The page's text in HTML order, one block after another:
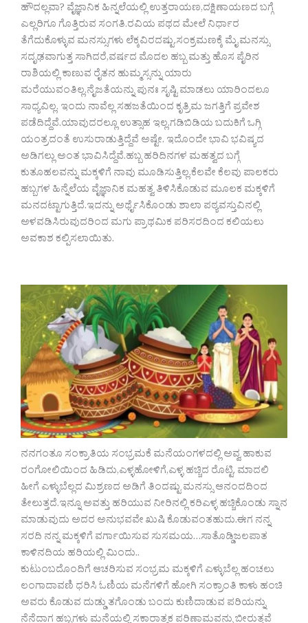
ಹೌದಲ್ಲವಾ? ವೈಜ್ಞಾನಿಕ ಹಿನ್ನಲೆಯಲ್ಲಿ ಉತ್ತರಾಯಣ,ದಕ್ಷಿಣಾಯಣದ ಬಗ್ಗೆ
ಎಲ್ಲರಿಗೂ ಗೊತ್ತಿರುವ ಸಂಗತಿ‌.ರವಿಯ ಪಥದ ಮೇಲೆ ನಿರ್ಧಾರ
ತೆಗೆದುಕೊಳ್ಳುವ ಮನಸ್ಸುಗಳು ಲೆಕ್ಕವಿರದಷ್ಟು.ಸಂಕ್ರಮಣಕ್ಕೆ ಮೈ ಮನಸ್ಸು
ಸದೃಢವಾಗುತ್ತ ಸಾಗಿದರೆ,ವರ್ಷದ ಮೊದಲ ಹಬ್ಬ ಮತ್ತು ಹೊಸ ಪೈರಿನ
ರಾಶಿಯಲ್ಲಿ ಕಾಣುವ ರೈತನ ಹುಮ್ಮಸ್ಸನ್ನು ಯಾರು
ಮರೆಯುವಂತಿಲ್ಲ.ನೈಜತೆಯನ್ನು ಪುನಃ ಸೃಷ್ಟಿ ಮಾಡಲು ಯಾರಿಂದಲೂ
ಸಾಧ್ಯವಿಲ್ಲ. ಇಂದು ನಾವೆಲ್ಲ ಸಹಜತೆಯಿಂದ ಕೃತ್ರಿಮ ಜಗತ್ತಿಗೆ ಪ್ರವೇಶ
ಪಡೆದಿದ್ದೆವೆ.ಯಾವುದರಲ್ಲೂ ಉತ್ಸಾಹ ಇಲ್ಲ.ಗಡಿಬಿಡಿಯ ಬದುಕಿಗೆ ಒಗ್ಗಿ
ಯಂತ್ರದಂತೆ ಉಸುರಾಡುತ್ತಿದ್ದೆವೆ ಅಷ್ಟೇ. ಇದೊಂದೇ ಭಾವಿ ಭವಿಷ್ಯದ
ಅಡಿಗಲ್ಲು ಅಂತ ಭಾವಿಸಿದ್ದೆವೆ.ಹಬ್ಬ ಹರಿದಿನಗಳ ಮಹತ್ವದ ಬಗ್ಗೆ
ಕುತೂಹಲವನ್ನು ಮಕ್ಕಳಿಗೆ ನಾವು ಮೂಡಿಸುತ್ತಿಲ್ಲ.ಕೆಲವೇ ಕೆಲವು ಪಾಲಕರು
‌ಹಬ್ಬಗಳ ಹಿನ್ನೆಲೆಯ ವೈಜ್ಞಾನಿಕ ಮಹತ್ವ ತಿಳಿಸಿಕೊಡುವ ಮೂಲಕ‌ ಮಕ್ಕಳಿಗೆ
ಮನದಟ್ಟಾಗುತ್ತಿದೆ.ಇದನ್ನು ಅರ್ಥೈಸಿಕೊಂಡು ಶಾಲಾ ಪಠ್ಯವಸ್ತುವಿನಲ್ಲಿ
ಅಳವಡಿಸಿರುವುದರಿಂದ ಮಗು ಪ್ರಾಥಮಿಕ ಪರಿಸರದಿಂದ ಕಲಿಯಲು
ಅವಕಾಶ ಕಲ್ಪಿಸಲಾಯಿತು.
ನನಗಂತೂ ಸಂಕ್ರಾತಿಯ ಸಂಭ್ರಮಕೆ ಮನೆಯಂಗಳದಲ್ಲಿ ಅವ್ವ ಹಾಕುವ
ರಂಗೋಲಿಯಿಂದ ಹಿಡಿದು,ಎಳ್ಳಹೋಳಿಗೆ,ಎಳ್ಳ ಹಚ್ಚಿದ ರೊಟ್ಟಿ, ಮಾದಲಿ
ಹೀಗೆ ಎಳ್ಳುಬೆಲ್ಲದ ಮಿಶ್ರಣದ ಅಡಿಗೆ ತಿಂದಷ್ಟು ಮನಸ್ಸು ಆನಂದದಿಂದ
ತೇಲುತ್ತದೆ.ಇನ್ನೂ ಅವತ್ತು ಹರಿಯುವ ನೀರಿನಲ್ಲಿ ಕರಿಎಳ್ಳ ಹಚ್ಚಿಕೊಂಡು ಸ್ನಾನ
ಮಾಡುವುದು ಅದರ ಅನುಭವವೇ ಖುಷಿ ಕೊಡುವಂತಹುದು.ಈಗ ನನ್ನ
ಸರದಿ ನನ್ನ ಮಕ್ಕಳಿಗೆ ವರ್ಗಾಯಿಸುವ ಸುಸಮಯ…ಸಾತೊಡ್ಡಿಜಲಪಾತ
ಕಾಳಿನದಿಯ ಹರಿಯಲ್ಲಿ ಮಿಂದು..
ಕುಟುಂಬದೊಂದಿಗೆ ಆಚರಿಸುವ ಸಂಭ್ರಮ ಮಕ್ಕಳಿಗೆ ಎಳ್ಳುಬೆಲ್ಲ ಹಂಚಲು
ಲಂಗಾದಾವಣಿ ಧರಿಸಿ ಓಣಿಯ ಮನೆಗಳಿಗೆ ಹೋಗಿ ಸಂಕ್ರಾಂತಿ ಕಾಳು ಹಂಚಿ
ಅವರು ಕೊಡುವ ದುಡ್ಡು ತಗೊಂಡು ಬಂದು ಕುಣಿದಾಡುವ ಪರಿಯನ್ನು